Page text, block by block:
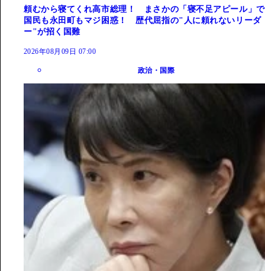
頼むから寝てくれ高市総理！ まさかの「寝不足アピール」で
国民も永田町もマジ困惑！ 歴代屈指の"人に頼れないリーダ
ー"が招く国難
2026年08月09日 07:00
政治・国際